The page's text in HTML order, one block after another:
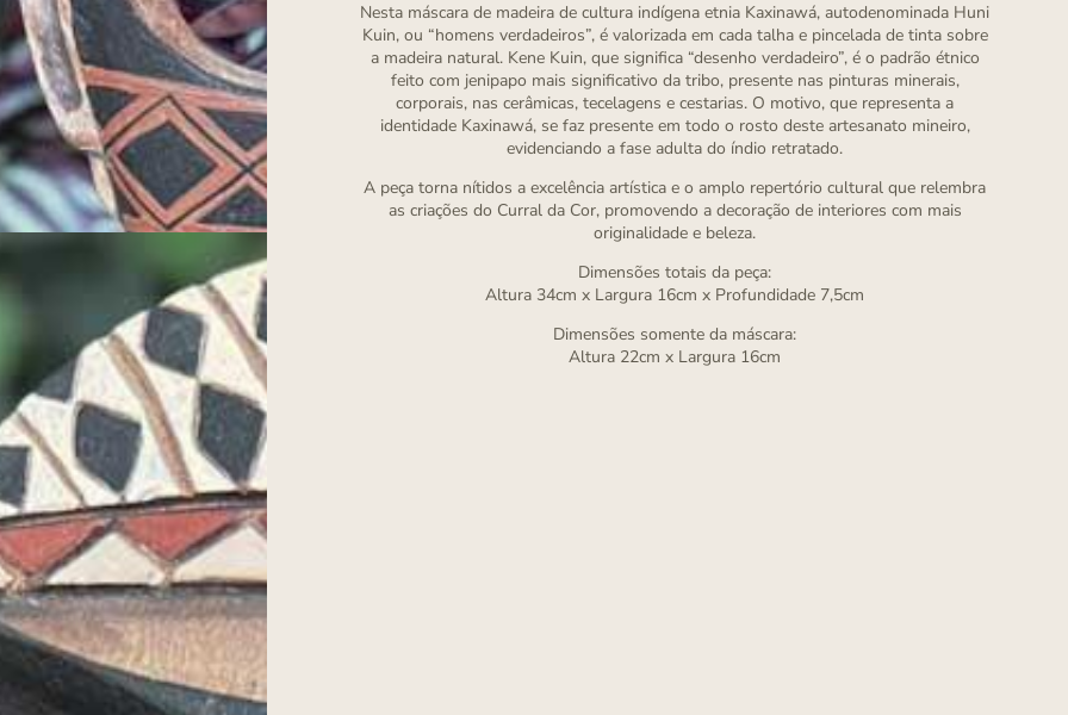
Nesta máscara de madeira de cultura indígena etnia Kaxinawá, autodenominada Huni
Kuin, ou “homens verdadeiros”, é valorizada em cada talha e pincelada de tinta sobre
a madeira natural. Kene Kuin, que significa “desenho verdadeiro”, é o padrão étnico
feito com jenipapo mais significativo da tribo, presente nas pinturas minerais,
corporais, nas cerâmicas, tecelagens e cestarias. O motivo, que representa a
identidade Kaxinawá, se faz presente em todo o rosto deste artesanato mineiro,
evidenciando a fase adulta do índio retratado.
A peça torna nítidos a excelência artística e o amplo repertório cultural que relembra
as criações do Curral da Cor, promovendo a decoração de interiores com mais
originalidade e beleza.
Dimensões totais da peça:
Altura 34cm x Largura 16cm x Profundidade 7,5cm
Dimensões somente da máscara:
Altura 22cm x Largura 16cm